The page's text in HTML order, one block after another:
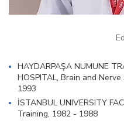
HAYDARPAŞA NUMUNE
HOSPITAL, Brain and
1993
İSTANBUL UNIVERSITY
Training, 1982 - 1988